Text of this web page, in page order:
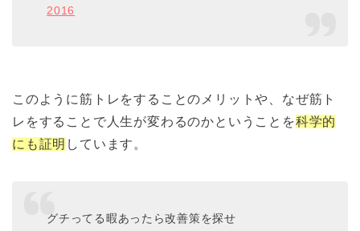
2016
このように筋トレをすることのメリットや、なぜ筋ト
レをすることで人生が変わるのかということを科学的
にも証明 しています。
グチってる暇あったら改善策を探せ